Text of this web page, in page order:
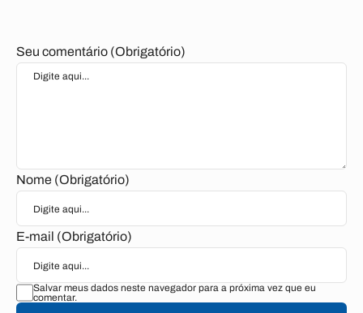
Seu comentário (Obrigatório)
Nome (Obrigatório)
E-mail (Obrigatório)
Salvar meus dados neste navegador para a próxima vez que eu
comentar.